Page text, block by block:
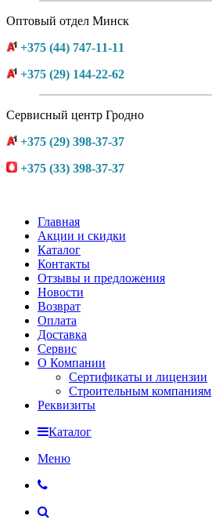
Оптовый отдел Минск
+375 (44) 747-11-11
+375 (29) 144-22-62
Сервисный центр Гродно
+375 (29) 398-37-37
+375 (33) 398-37-37
Главная
Акции и скидки
Каталог
Контакты
Отзывы и предложения
Новости
Возврат
Оплата
Доставка
Сервис
О Компании
Сертификаты и лицензии
Строительным компаниям
Реквизиты
Каталог
Меню